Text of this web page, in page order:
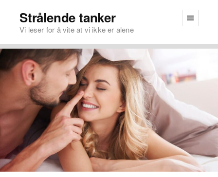
Strålende tanker
Vi leser for å vite at vi ikke er alene